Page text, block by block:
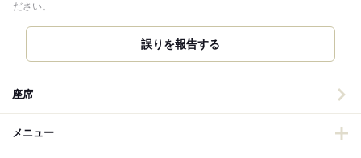
ださい。
誤りを報告する
座席
メニュー